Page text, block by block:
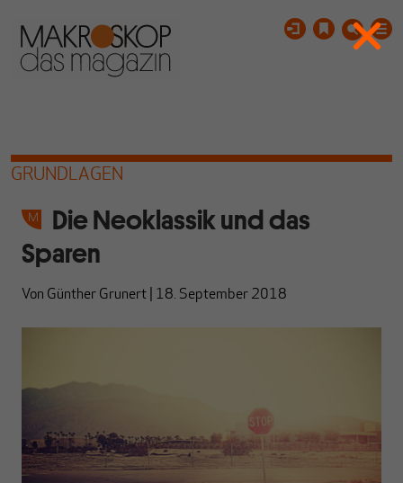
GRUNDLAGEN
Die Neoklassik und das
Sparen
Von Günther Grunert 18. September 2018